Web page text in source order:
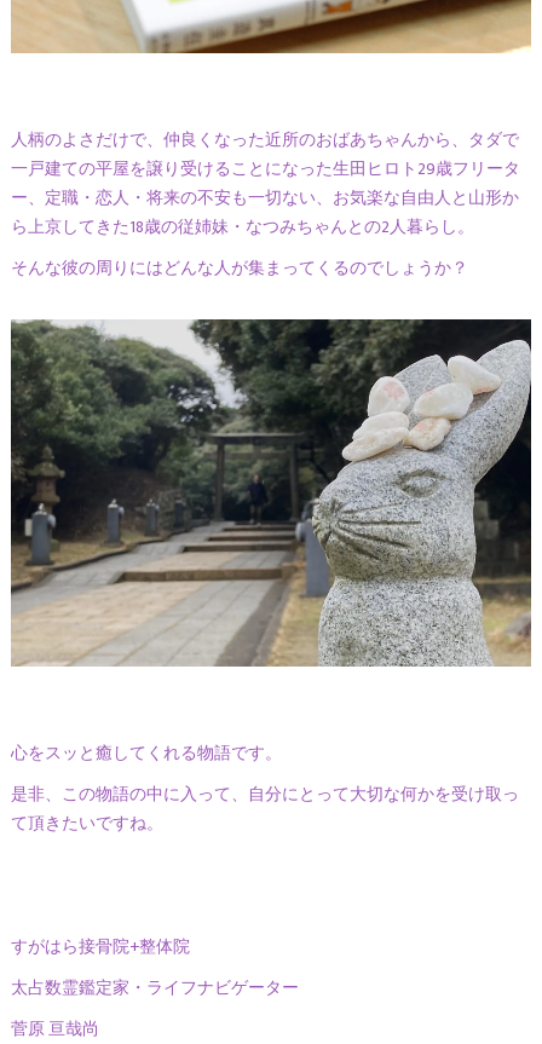
人柄のよさだけで、仲良くなった近所のおばあちゃんから、タダで
一戸建ての平屋を譲り受けることになった生田ヒロト29歳フリータ
ー、定職・恋人・将来の不安も一切ない、お気楽な自由人と山形か
ら上京してきた18歳の従姉妹・なつみちゃんとの2人暮らし。
そんな彼の周りにはどんな人が集まってくるのでしょうか？
心をスッと癒してくれる物語です。
是非、この物語の中に入って、自分にとって大切な何かを受け取っ
て頂きたいですね。
すがはら接骨院+整体院
太占数霊鑑定家・ライフナビゲーター
菅原 亘哉尚